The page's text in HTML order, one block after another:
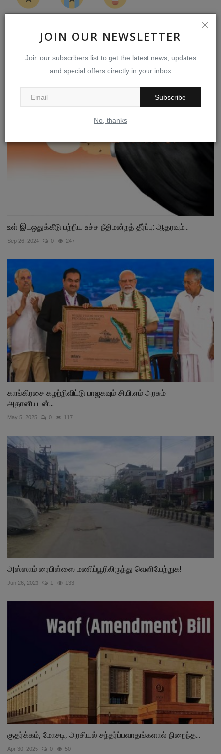
JOIN OUR NEWSLETTER
Join our subscribers list to get the latest news, updates
and special offers directly in your inbox
Subscribe
No, thanks
RELATED POSTS
உள் இடஒதுக்கீடு பற்றிய உச்ச நீதிமன்றத் தீர்ப்பு: ஆதரவும்...
Sep 26, 2024 0 247
காங்கிரசை கழற்றிவிட்டு பாஜகவும் சி.பி.எம் அரசும்
அதானியுடன்...
May 5, 2025 0 117
அஸ்ஸாம் ரைபிள்ஸை மணிப்பூரிலிருந்து வெளியேற்றுக!
Jun 26, 2023 1 133
குதர்க்கம், மோசடி, அரசியல் சந்தர்ப்பவாதங்களால் நிறைந்த...
Apr 30, 2025 0 50